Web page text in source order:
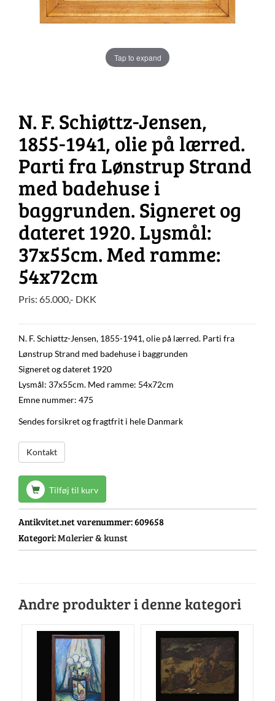
Tap to expand
N. F. Schiøttz-Jensen,
1855-1941, olie på lærred.
Parti fra Lønstrup Strand
med badehuse i
baggrunden. Signeret og
dateret 1920. Lysmål:
37x55cm. Med ramme:
54x72cm
Pris: 65.000,- DKK
N. F. Schiøttz-Jensen, 1855-1941, olie på lærred. Parti fra
Lønstrup Strand med badehuse i baggrunden
Signeret og dateret 1920
Lysmål: 37x55cm. Med ramme: 54x72cm
Emne nummer: 475
Sendes forsikret og fragtfrit i hele Danmark
Kontakt
Tilføj til kurv
Antikvitet.net varenummer:609658
Kategori:Malerier & kunst
Andre produkter i denne kategori